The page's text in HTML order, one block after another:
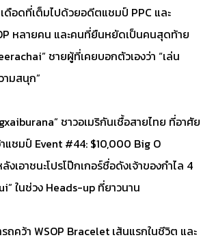
ดือดที่เต็มไปด้วยอดีตแชมป์ PPC และ
หลายคน และคนที่ยืนหยัดเป็นคนสุดท้าย
ชายผู้ที่เคยบอกตัวเองว่า “เล่น
ามสนุก”
ชาวอเมริกันเชื้อสายไทย ที่อาศัย
แชมป์ Event #44: $10,000 Big O
เอาชนะโปรโป๊กเกอร์ชื่อดังเจ้าของกำไล 4
ในช่วง Heads-up ที่ยาวนาน
ถคว้า WSOP Bracelet เส้นแรกในชีวิต และ